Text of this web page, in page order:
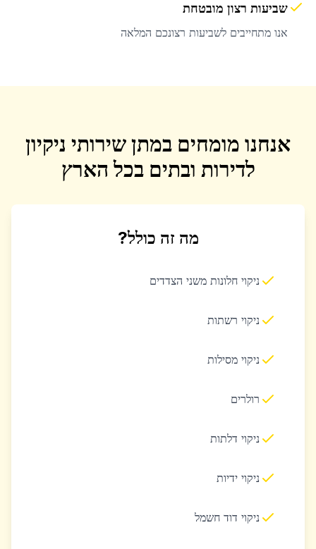
שביעות רצון מובטחת
אנו מתחייבים לשביעות רצונכם המלאה
אנחנו מומחים במתן שירותי ניקיון
לדירות ובתים בכל הארץ
מה זה כולל?
ניקוי חלונות משני הצדדים
ניקוי רשתות
ניקוי מסילות
רולרים
ניקוי דלתות
ניקוי ידיות
ניקוי דוד חשמל